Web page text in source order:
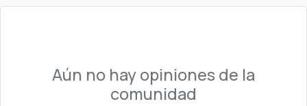
Aún no hay opiniones de la
comunidad